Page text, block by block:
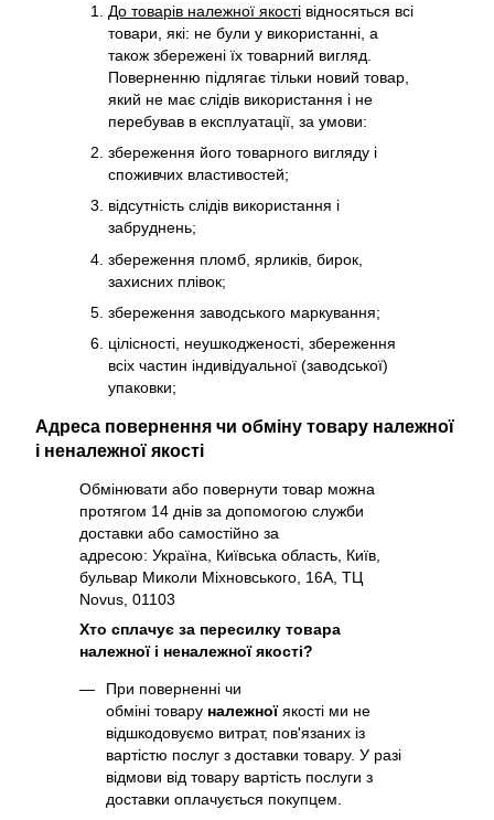
До товарів належної якості відносяться всі
товари, які: не були у використанні, а
також збережені їх товарний вигляд.
Поверненню підлягає тільки новий товар,
який не має слідів використання і не
перебував в експлуатації, за умови:
збереження його товарного вигляду і
споживчих властивостей;
відсутність слідів використання і
забруднень;
збереження пломб, ярликів, бирок,
захисних плівок;
збереження заводського маркування;
цілісності, неушкодженості, збереження
всіх частин індивідуальної (заводської)
упаковки;
Адреса повернення чи обміну товару належної
і неналежної якості
Обмінювати або повернути товар можна
протягом 14 днів за допомогою служби
доставки або самостійно за
адресою: Україна, Київська область, Київ,
бульвар Миколи Міхновського, 16А, ТЦ
Novus, 01103
Хто сплачує за пересилку товара
належної і неналежної якості?
При поверненні чи
обміні товару належноїякості ми не
відшкодовуємо витрат, пов'язаних із
вартістю послуг з доставки товару. У разі
відмови від товару вартість послуги з
доставки оплачується покупцем.